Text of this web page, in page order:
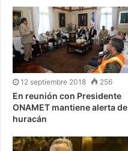
12 septiembre 2018 256
En reunión con Presidente
ONAMET mantiene alerta de
huracán